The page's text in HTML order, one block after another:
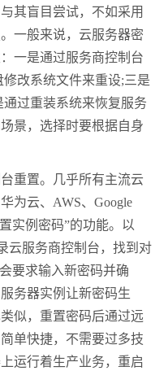
其盲目尝试，不如采用
一般来说，云服务器密
一是通过服务商控制台
改系统文件来重设;三是
过重装系统来恢复服务
景，选择时要根据自身
置。几乎所有主流云
为云、AWS、Google
实例密码”的功能。以
云服务商控制台，找到对
要求输入新密码并确
务器实例让新密码生
似，重置密码后通过远
单快捷，不需要过多技
运行着生产业务，重启